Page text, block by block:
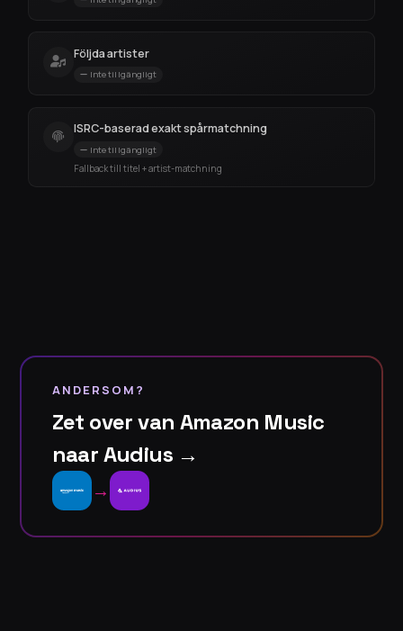
Följda artister
Inte tillgängligt
ISRC-baserad exakt spårmatchning
Inte tillgängligt
Fallback till titel + artist-matchning
ANDERSOM?
Zet over van Amazon Music
naar Audius →
→